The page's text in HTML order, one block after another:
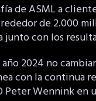
de ASML a
de 2.000
con los
2024 no
con la continua
Peter Wennink